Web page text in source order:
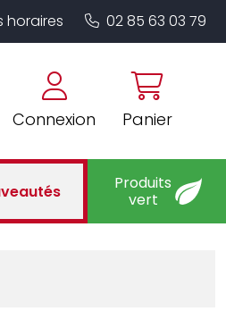
Connexion Panier
horaires 02 85 63 03 79
Produits
vert